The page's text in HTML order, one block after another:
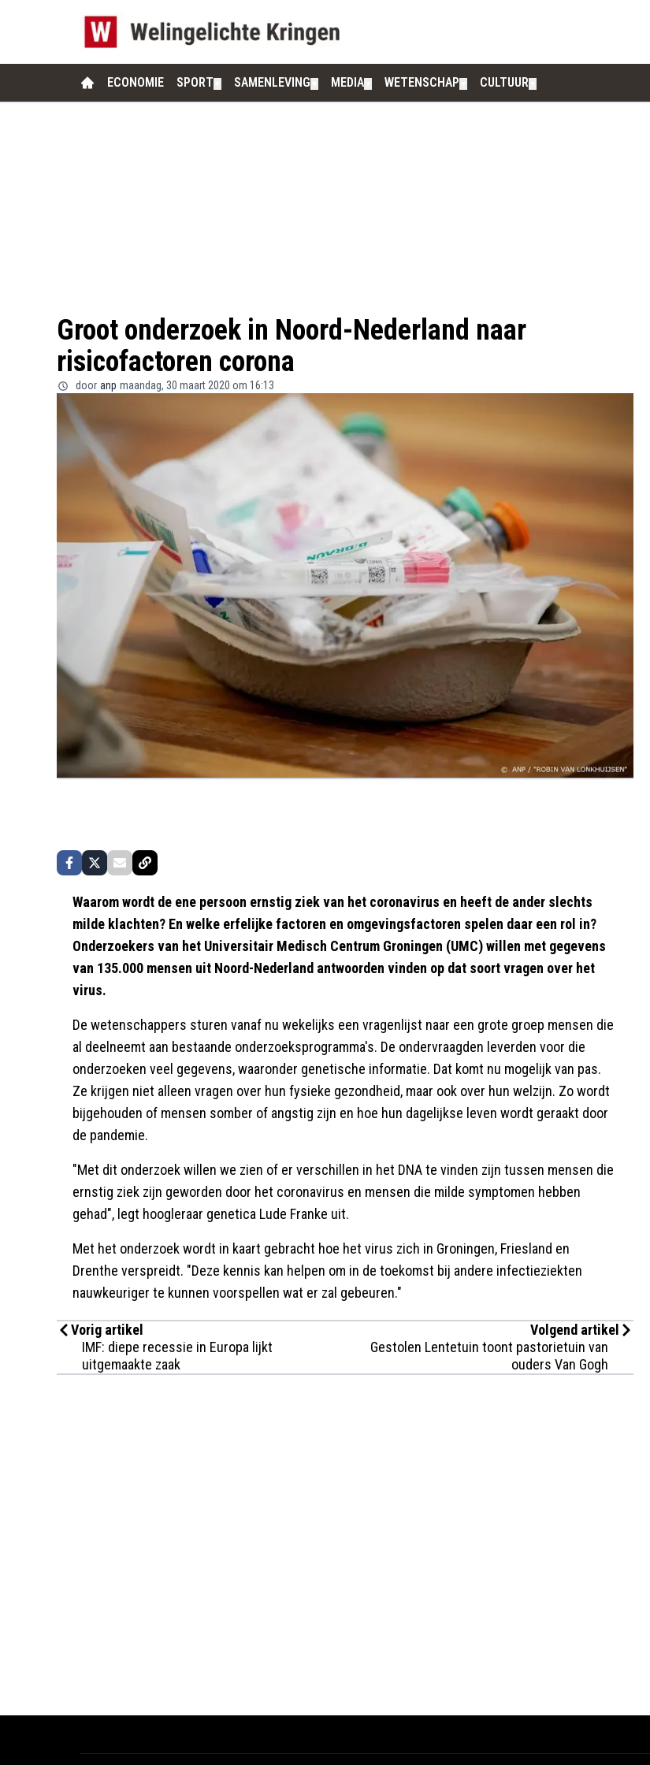
ECONOMIE SPORT SAMENLEVING MEDIA WETENSCHAP CULTUUR
Groot onderzoek in Noord-Nederland naar
risicofactoren corona
door anp maandag, 30 maart 2020 om 16:13
Waarom wordt de ene persoon ernstig ziek van het coronavirus en heeft de ander slechts
milde klachten? En welke erfelijke factoren en omgevingsfactoren spelen daar een rol in?
Onderzoekers van het Universitair Medisch Centrum Groningen (UMC) willen met gegevens
van 135.000 mensen uit Noord-Nederland antwoorden vinden op dat soort vragen over het
virus.
De wetenschappers sturen vanaf nu wekelijks een vragenlijst naar een grote groep mensen die
al deelneemt aan bestaande onderzoeksprogramma's. De ondervraagden leverden voor die
onderzoeken veel gegevens, waaronder genetische informatie. Dat komt nu mogelijk van pas.
Ze krijgen niet alleen vragen over hun fysieke gezondheid, maar ook over hun welzijn. Zo wordt
bijgehouden of mensen somber of angstig zijn en hoe hun dagelijkse leven wordt geraakt door
de pandemie.
"Met dit onderzoek willen we zien of er verschillen in het DNA te vinden zijn tussen mensen die
ernstig ziek zijn geworden door het coronavirus en mensen die milde symptomen hebben
gehad", legt hoogleraar genetica Lude Franke uit.
Met het onderzoek wordt in kaart gebracht hoe het virus zich in Groningen, Friesland en
Drenthe verspreidt. "Deze kennis kan helpen om in de toekomst bij andere infectieziekten
nauwkeuriger te kunnen voorspellen wat er zal gebeuren."
Vorig artikel
IMF: diepe recessie in Europa lijkt
uitgemaakte zaak
Volgend artikel
Gestolen Lentetuin toont pastorietuin van
ouders Van Gogh